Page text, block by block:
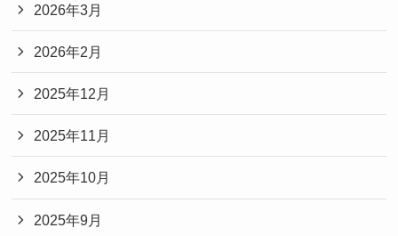
2026年3月
2026年2月
2025年12月
2025年11月
2025年10月
2025年9月